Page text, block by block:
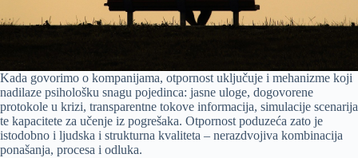
Kada govorimo o kompanijama, otpornost uključuje i mehanizme koji
nadilaze psihološku snagu pojedinca: jasne uloge, dogovorene
protokole u krizi, transparentne tokove informacija, simulacije scenarija
te kapacitete za učenje iz pogrešaka. Otpornost poduzeća zato je
istodobno i ljudska i strukturna kvaliteta – nerazdvojiva kombinacija
ponašanja, procesa i odluka.